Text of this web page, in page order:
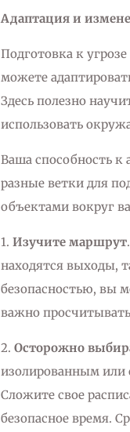
Адаптация и
Подготовка к
можете
Здесь полезно
использовать
Ваша способность к
разные ветки для
объектами вокруг
1. Изучите маршрут
находятся выходы,
безопасностью, вы
важно
2. Осторожно
изолированным или
Сложите свое
безопасное время.